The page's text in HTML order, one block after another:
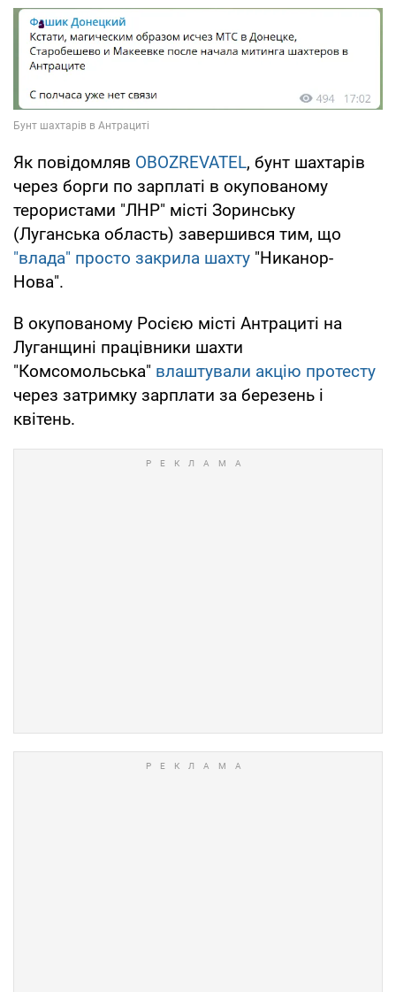
Як повідомляв OBOZREVATEL, бунт шахтарів
через борги по зарплаті в окупованому
терористами "ЛНР" місті Зоринську
(Луганська область) завершився тим, що
"влада" просто закрила шахту "Никанор-
Нова".
В окупованому Росією місті Антрациті на
Луганщині працівники шахти
"Комсомольська" влаштували акцію протесту
через затримку зарплати за березень і
квітень.